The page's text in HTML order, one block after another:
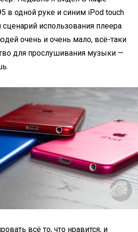
в одной руке и синим iPod touch
использования плеера
очень и очень мало, всё-таки
для прослушивания музыки —
всё то, что нравится, и